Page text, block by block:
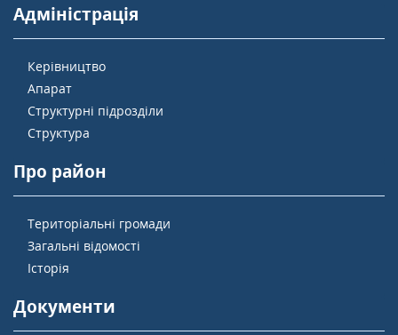
Адміністрація
Керівництво
Апарат
Структурні підрозділи
Структура
Про район
Територіальні громади
Загальні відомості
Історія
Документи